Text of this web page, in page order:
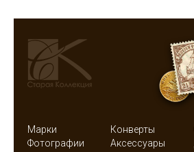
Марки Конверты
Фотографии
Аксессуары